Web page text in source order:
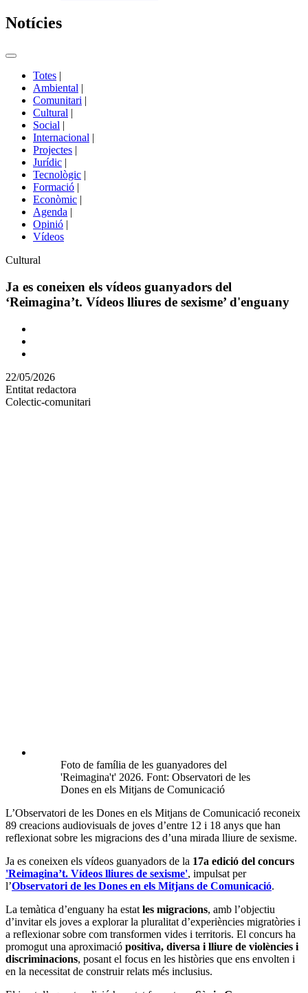
Notícies
Commutador
portals
Totes |
Ambiental |
Comunitari |
Cultural |
Social |
Internacional |
Projectes |
Jurídic |
Tecnològic |
Formació |
Econòmic |
Agenda |
Opinió |
Vídeos
Àmbit
la
notícia
Cultural
Ja es coneixen els vídeos guanyadors del
‘Reimagina’t. Vídeos lliures de sexisme’ d'enguany
Comparteix
altres
xarxes
socials
22/05/2026
Entitat redactora
Colectic-comunitari
Foto de família de les guanyadores del
'Reimagina't' 2026. Font: Observatori de les
Dones en els Mitjans de Comunicació
L’Observatori de les Dones en els Mitjans de Comunicació reconeix
89 creacions audiovisuals de joves d’entre 12 i 18 anys que han
reflexionat sobre les migracions des d’una mirada lliure de sexisme.
Ja es coneixen els vídeos guanyadors de la 17a edició del concurs
'Reimagina’t. Vídeos lliures de sexisme', impulsat per
l’Observatori de les Dones en els Mitjans de Comunicació.
La temàtica d’enguany ha estatles migracions, amb l’objectiu
d’invitar els joves a explorar la pluralitat d’experiències migratòries i
a reflexionar sobre com transformen vides i territoris. El concurs ha
promogut una aproximació positiva, diversa i lliure de violències i
discriminacions, posant el focus en les històries que ens envolten i
en la necessitat de construir relats més inclusius.